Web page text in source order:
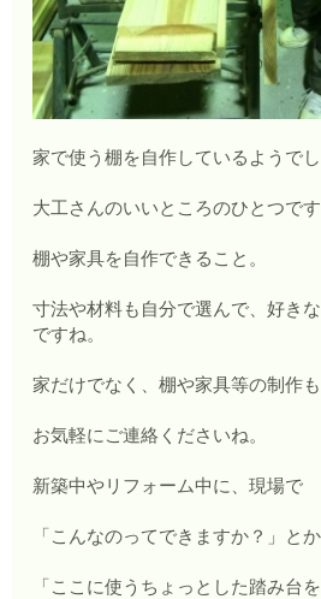
家で使う棚を自作しているようでし
大工さんのいいところのひとつです
棚や家具を自作できること。
寸法や材料も自分で選んで、好き
ですね。
家だけでなく、棚や家具等の制作
お気軽にご連絡くださいね。
新築中やリフォーム中に、現場で
「こんなのってできますか？」とか
「ここに使うちょっとした踏み台